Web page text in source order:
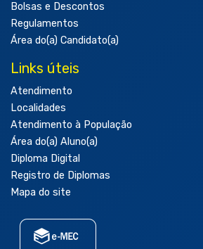
Bolsas e Descontos
Regulamentos
Área do(a) Candidato(a)
Links úteis
Atendimento
Localidades
Atendimento à População
Área do(a) Aluno(a)
Diploma Digital
Registro de Diplomas
Mapa do site